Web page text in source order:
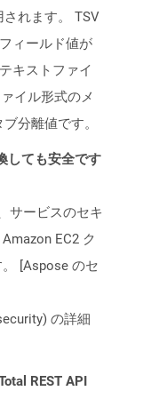
れます。 TSV
ィールド値が
キストファイ
イル形式のメ
分離値です。
しても安全です
サービスのセキ
EC2 ク
[Aspose のセ
の詳細
REST API